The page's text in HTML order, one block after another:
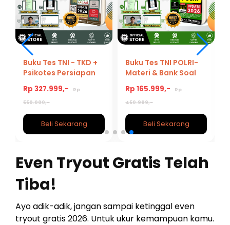
Buku Tes TNI - TKD +
Psikotes Persiapan
Rp 327.999,-
Rp
550.000,-
Beli Sekarang
Buku Tes TNI POLRI-
Materi & Bank Soal
2026/2027
Rp 165.999,-
Rp
450.999,-
Beli Sekarang
Even Tryout Gratis Telah
Tiba!
Ayo adik-adik, jangan sampai ketinggal even
tryout gratis 2026. Untuk ukur kemampuan kamu.